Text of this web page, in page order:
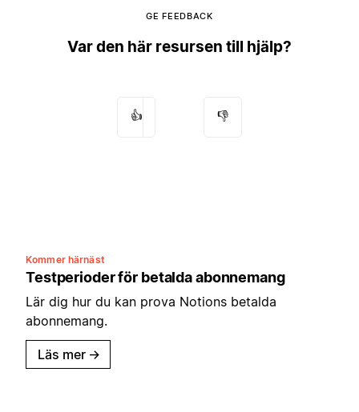
GE FEEDBACK
Var den här resursen till hjälp?
👍 👎
Kommer härnäst
Testperioder för betalda abonnemang
Lär dig hur du kan prova Notions betalda
abonnemang.
Läs mer →